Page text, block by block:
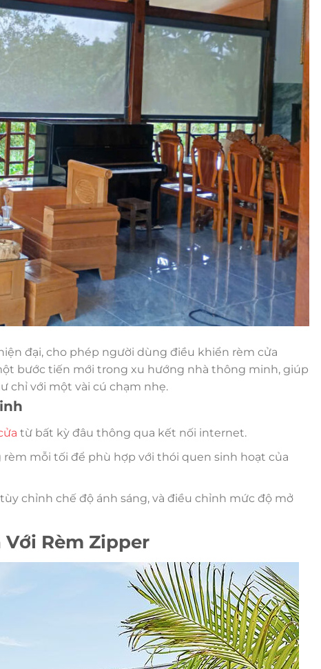
đại, cho phép người dùng điều khiển rèm cửa
bước tiến mới trong xu hướng nhà thông minh, giúp
chỉ với một vài cú chạm nhẹ.
từ bất kỳ đâu thông qua kết nối internet.
rèm mỗi tối để phù hợp với thói quen sinh hoạt của
chỉnh chế độ ánh sáng, và điều chỉnh mức độ mở
Rèm Zipper